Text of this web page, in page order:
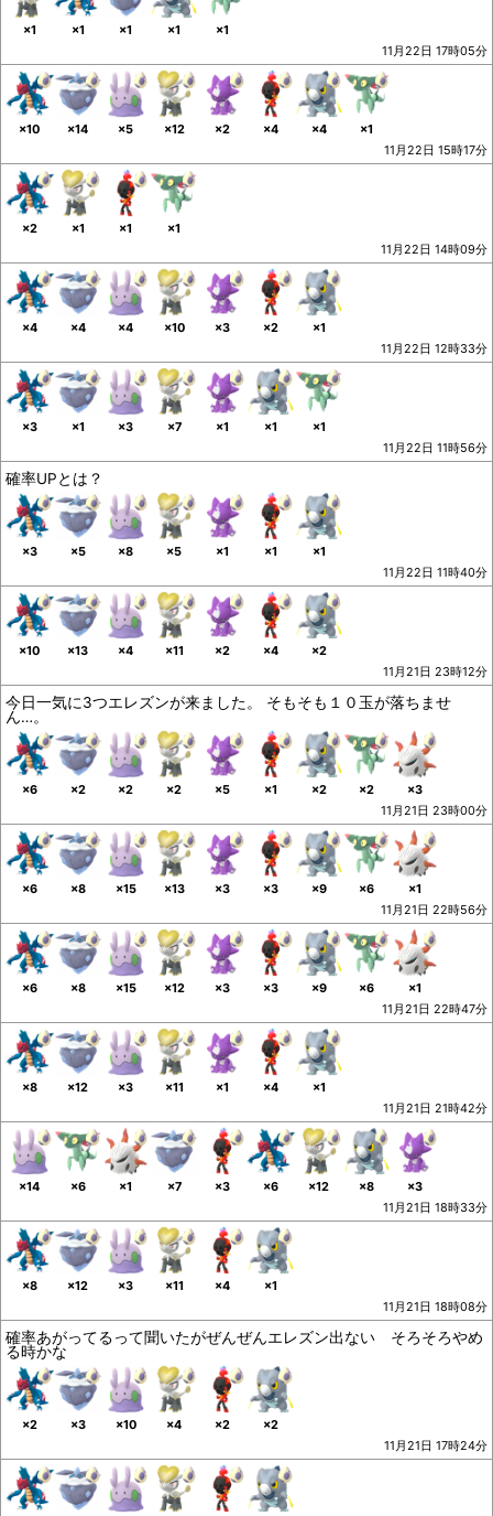
×1 ×1 ×1 ×1
×1
11月22日 17時05分
×10 ×14 ×5 ×12 ×2 ×4 ×4
×1
11月22日 15時17分
×2 ×1 ×1
×1
11月22日 14時09分
×4 ×4 ×4 ×10 ×3 ×2
×1
11月22日 12時33分
×3 ×1 ×3 ×7 ×1 ×1
×1
11月22日 11時56分
確率UPとは？
×3 ×5 ×8 ×5 ×1 ×1
×1
11月22日 11時40分
×10 ×13 ×4 ×11 ×2 ×4
×2
11月21日 23時12分
今日一気に3つエレズンが来ました。 そもそも１０玉が落ちませ
ん…。
×6 ×2 ×2 ×2 ×5 ×1 ×2 ×2
×3
11月21日 23時00分
×6 ×8 ×15 ×13 ×3 ×3 ×9 ×6
×1
11月21日 22時56分
×6 ×8 ×15 ×12 ×3 ×3 ×9 ×6
×1
11月21日 22時47分
×8 ×12 ×3 ×11 ×1 ×4
×1
11月21日 21時42分
×14 ×6 ×1 ×7 ×3 ×6 ×12 ×8
×3
11月21日 18時33分
×8 ×12 ×3 ×11 ×4
×1
11月21日 18時08分
確率あがってるって聞いたがぜんぜんエレズン出ない そろそろやめ
る時かな
×2 ×3 ×10 ×4 ×2
×2
11月21日 17時24分